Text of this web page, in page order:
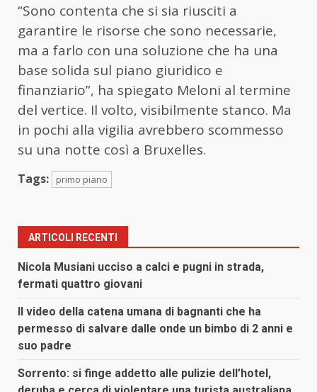
“Sono contenta che si sia riusciti a
garantire le risorse che sono necessarie,
ma a farlo con una soluzione che ha una
base solida sul piano giuridico e
finanziario”, ha spiegato Meloni al termine
del vertice. Il volto, visibilmente stanco. Ma
in pochi alla vigilia avrebbero scommesso
su una notte così a Bruxelles.
Tags: primo piano
ARTICOLI RECENTI
Nicola Musiani ucciso a calci e pugni in strada,
fermati quattro giovani
Il video della catena umana di bagnanti che ha
permesso di salvare dalle onde un bimbo di 2 anni e
suo padre
Sorrento: si finge addetto alle pulizie dell’hotel,